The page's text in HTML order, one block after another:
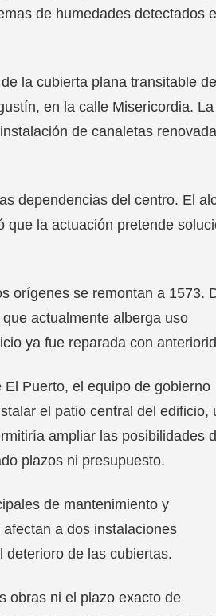
de humedades detectados
la cubierta plana transitable
en la calle Misericordia. La
de canaletas
dependencias del centro. El
que la actuación pretende
orígenes se remontan a 1573.
actualmente alberga uso
ya fue reparada con
Puerto, el equipo de gobierno
el patio central del edificio,
ampliar las posibilidades
plazos ni presupuesto.
de mantenimiento y
a dos instalaciones
deterioro de las cubiertas.
obras ni el plazo exacto de